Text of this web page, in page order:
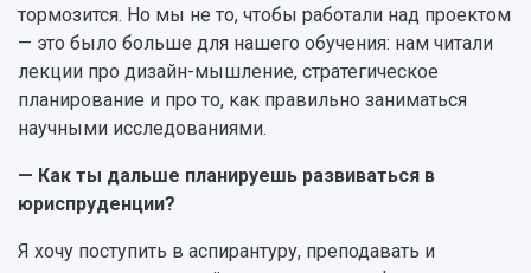
тормозится. Но мы не то, чтобы работали над проектом
— это было больше для нашего обучения: нам читали
лекции про дизайн-мышление, стратегическое
планирование и про то, как правильно заниматься
научными исследованиями.
— Как ты дальше планируешь развиваться в
юриспруденции?
Я хочу поступить в аспирантуру, преподавать и